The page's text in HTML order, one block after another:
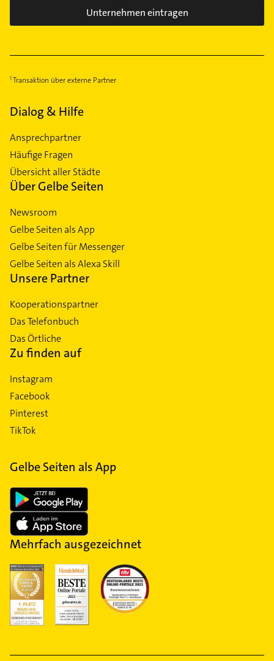
Unternehmen eintragen
Transaktion über externe Partner
Dialog & Hilfe
Ansprechpartner
Häufige Fragen
Übersicht aller Städte
Über Gelbe Seiten
Newsroom
Gelbe Seiten als App
Gelbe Seiten für Messenger
Gelbe Seiten als Alexa Skill
Unsere Partner
Kooperationspartner
Das Telefonbuch
Das Örtliche
Zu finden auf
Instagram
Facebook
Pinterest
TikTok
Gelbe Seiten als App
Mehrfach ausgezeichnet